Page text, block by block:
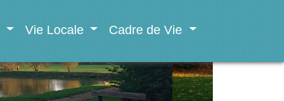
Vie Locale Cadre de Vie